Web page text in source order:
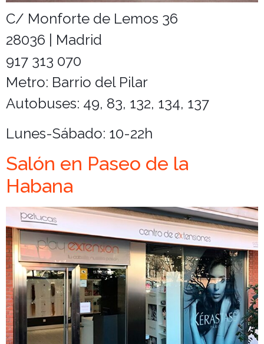
C/ Monforte de Lemos 36
28036 | Madrid
917 313 070
Metro: Barrio del Pilar
Autobuses: 49, 83, 132, 134, 137
Lunes-Sábado: 10-22h
Salón en Paseo de la
Habana